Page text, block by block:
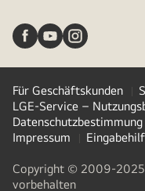
Für Geschäftskunden
LGE-Service –
Datenschutzbestimmung
Impressum
Copyright © 2009-2025
vorbehalten